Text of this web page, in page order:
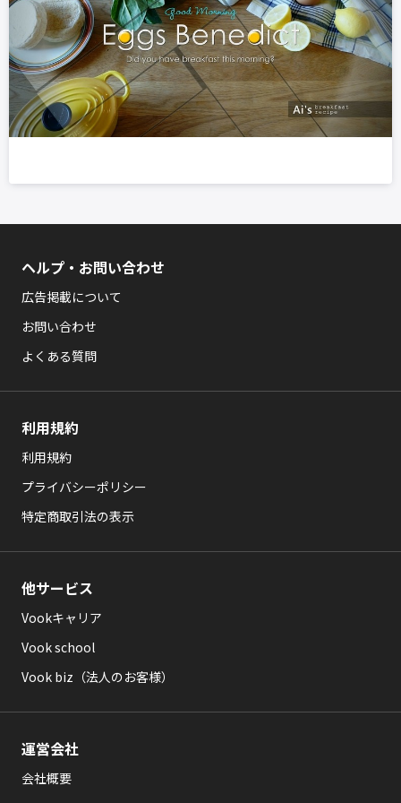
ヘルプ・お問い合わせ
広告掲載について
お問い合わせ
よくある質問
利用規約
利用規約
プライバシーポリシー
特定商取引法の表示
他サービス
Vookキャリア
Vook school
Vook biz（法人のお客様）
運営会社
会社概要